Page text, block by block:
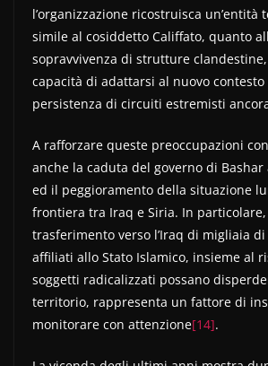
l’organizzazione ricostruisca un’entità
simile al cosiddetto Califfato, quanto
sopravvivenza di strutture
capacità di adattarsi al nuovo contesto
persistenza di circuiti estremisti
A rafforzare queste preoccupazioni
anche la caduta del governo di Bashar
ed il peggioramento della situazione
frontiera tra Iraq e Siria. In
trasferimento verso l’Iraq di migliaia
affiliati allo Stato Islamico, insieme al
soggetti radicalizzati possano
territorio, rappresenta un fattore di
monitorare con attenzione[14].